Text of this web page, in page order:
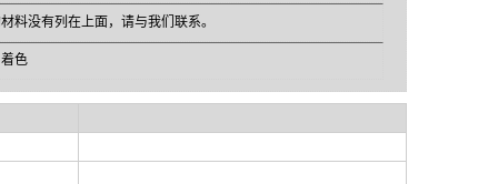
料没有列在上面，请与我们联系。
色